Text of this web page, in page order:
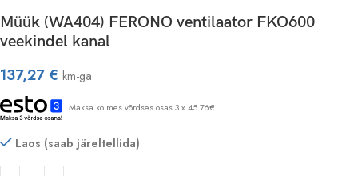
Müük (WA404) FERONO ventilaator FKO600
veekindel kanal
137,27 € km-ga
Maksa kolmes võrdses osas 3 x 45.76€
Laos (saab järeltellida)